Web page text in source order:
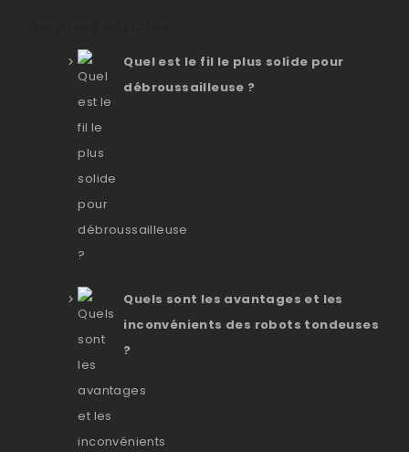
Quel est le fil le plus solide pour
débroussailleuse ?
Quels sont les avantages et les
inconvénients des robots tondeuses
?